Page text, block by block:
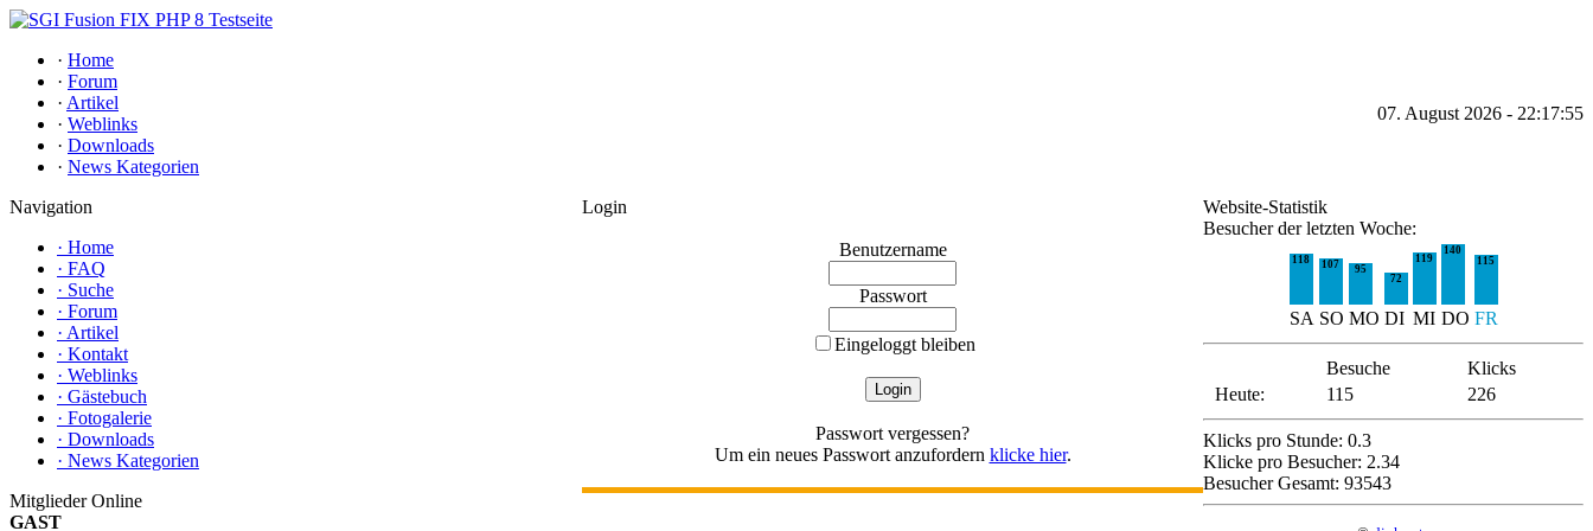
· Home
· Forum
· Artikel
· Weblinks
· Downloads
· News Kategorien
07. August 2026 - 22:17:55
Navigation
· Home
· FAQ
· Suche
· Forum
· Artikel
· Kontakt
· Weblinks
· Gästebuch
· Fotogalerie
· Downloads
· News Kategorien
Mitglieder Online
GAST
Login
Benutzername
Passwort
Eingeloggt bleiben
Passwort vergessen?
Um ein neues Passwort anzufordern klicke hier.
Website-Statistik
Besucher der letzten Woche:
118 107
95
72
119
140
115
SA SO MO DI MI DO FR
Besuche
Klicks
Heute:
115 226
Klicks pro Stunde: 0.3
Klicke pro Besucher: 2.34
Besucher Gesamt: 93543